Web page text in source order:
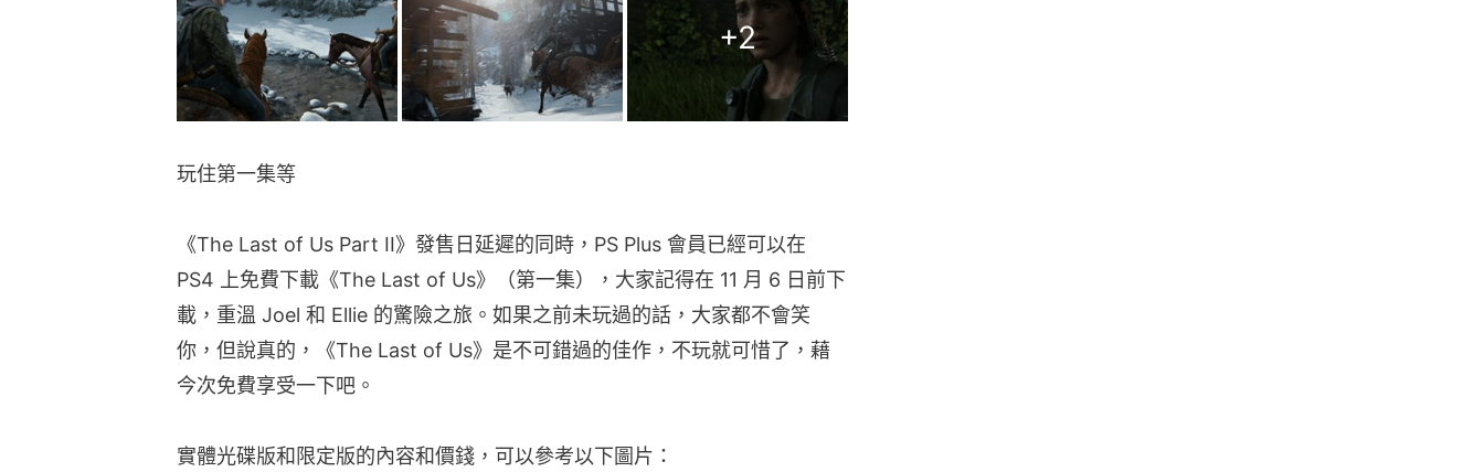
+2
玩住第一集等
《The Last of Us Part II》發售日延遲的同時，PS Plus 會員已經可以在
PS4 上免費下載《The Last of Us》（第一集），大家記得在 11 月 6 日前下
載，重溫 Joel 和 Ellie 的驚險之旅。如果之前未玩過的話，大家都不會笑
你，但說真的，《The Last of Us》是不可錯過的佳作，不玩就可惜了，藉
今次免費享受一下吧。
實體光碟版和限定版的內容和價錢，可以參考以下圖片：